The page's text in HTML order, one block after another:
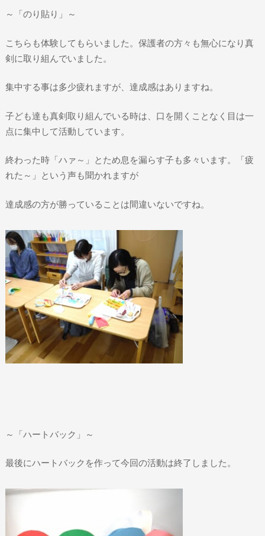
～「のり貼り」～
こちらも体験してもらいました。保護者の方々も無心になり真
剣に取り組んでいました。
集中する事は多少疲れますが、達成感はありますね。
子ども達も真剣取り組んでいる時は、口を開くことなく目は一
点に集中して活動しています。
終わった時「ハァ～」とため息を漏らす子も多々います。「疲
れた～」という声も聞かれますが
達成感の方が勝っていることは間違いないですね。
～「ハートバック」～
最後にハートバックを作って今回の活動は終了しました。